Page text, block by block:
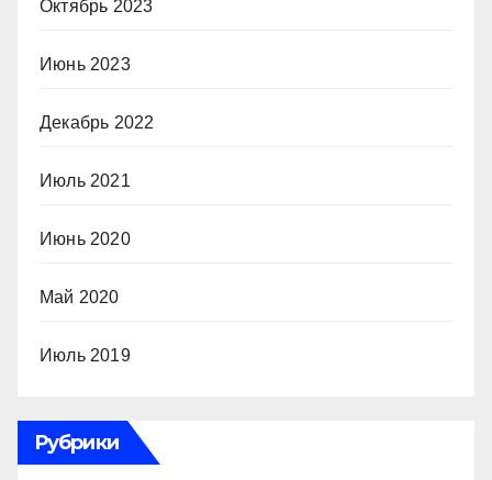
Октябрь 2023
Июнь 2023
Декабрь 2022
Июль 2021
Июнь 2020
Май 2020
Июль 2019
Рубрики